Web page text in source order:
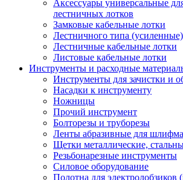
Аксессуары универсальные
лестничных лотков
Замковые кабельные лотки
Лестничного типа (усиленные)
Лестничные кабельные лотки
Листовые кабельные лотки
Инструменты и расходные
Инструменты для зачистки и
Насадки к инструменту
Ножницы
Прочий инструмент
Болторезы и труборезы
Ленты абразивные для
Щетки металлические,
Резьбонарезные инструменты
Силовое оборудование
Полотна для электролобзиков